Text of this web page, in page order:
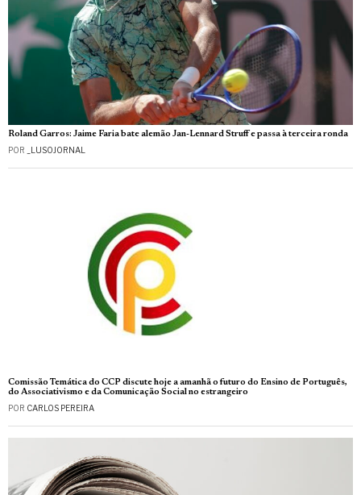
Roland Garros: Jaime Faria bate alemão Jan-Lennard Struff e passa à terceira ronda
POR _LUSOJORNAL
Comissão Temática do CCP discute hoje a amanhã o futuro do Ensino de Português,
do Associativismo e da Comunicação Social no estrangeiro
POR CARLOS PEREIRA